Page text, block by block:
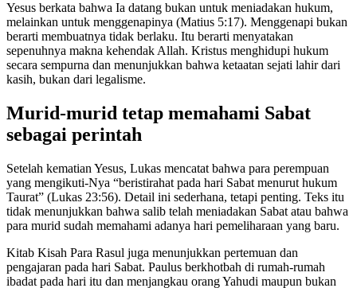
Yesus berkata bahwa Ia datang bukan untuk meniadakan hukum,
melainkan untuk menggenapinya (Matius 5:17). Menggenapi bukan
berarti membuatnya tidak berlaku. Itu berarti menyatakan
sepenuhnya makna kehendak Allah. Kristus menghidupi hukum
secara sempurna dan menunjukkan bahwa ketaatan sejati lahir dari
kasih, bukan dari legalisme.
Murid-murid tetap memahami Sabat
sebagai perintah
Setelah kematian Yesus, Lukas mencatat bahwa para perempuan
yang mengikuti-Nya “beristirahat pada hari Sabat menurut hukum
Taurat” (Lukas 23:56). Detail ini sederhana, tetapi penting. Teks itu
tidak menunjukkan bahwa salib telah meniadakan Sabat atau bahwa
para murid sudah memahami adanya hari pemeliharaan yang baru.
Kitab Kisah Para Rasul juga menunjukkan pertemuan dan
pengajaran pada hari Sabat. Paulus berkhotbah di rumah-rumah
ibadat pada hari itu dan menjangkau orang Yahudi maupun bukan